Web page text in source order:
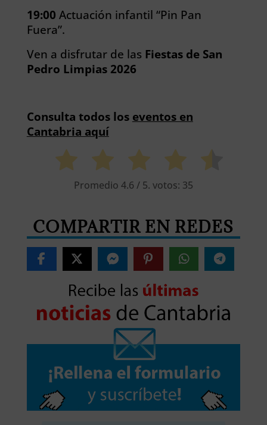
19:00 Actuación infantil “Pin Pan
Fuera”.
Ven a disfrutar de las Fiestas de San
Pedro Limpias 2026
Consulta todos los eventos en
Cantabria aquí
Promedio 4.6 / 5. votos: 35
COMPARTIR EN REDES